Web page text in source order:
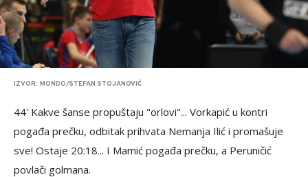
IZVOR: MONDO/STEFAN STOJANOVIĆ
44' Kakve šanse propuštaju "orlovi"... Vorkapić u kontri
pogađa prečku, odbitak prihvata Nemanja Ilić i promašuje
sve! Ostaje 20:18... I Mamić pogađa prečku, a Peruničić
povlači golmana.